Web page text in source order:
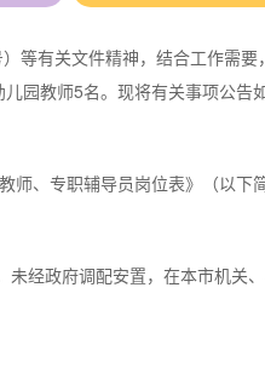
等有关文件精神，结合工作需要
园教师5名。现将有关事项公告如
、专职辅导员岗位表》（以下简
经政府调配安置，在本市机关